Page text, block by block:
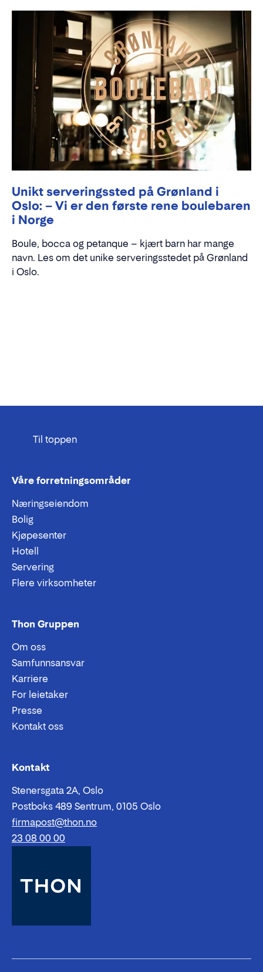
Unikt serveringssted på Grønland i
Oslo: – Vi er den første rene boulebaren
i Norge
Boule, bocca og petanque – kjært barn har mange
navn. Les om det unike serveringsstedet på Grønland
i Oslo.
Til toppen
Våre forretningsområder
Næringseiendom
Bolig
Kjøpesenter
Hotell
Servering
Flere virksomheter
Thon Gruppen
Om oss
Samfunnsansvar
Karriere
For leietaker
Presse
Kontakt oss
Kontakt
Stenersgata 2A, Oslo
Postboks 489 Sentrum, 0105 Oslo
Epost:
firmapost@thon.no
Telefon:
23 08 00 00